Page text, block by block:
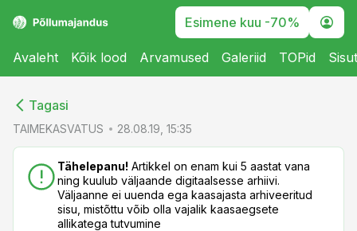
Esimene kuu -70%
Avaleht Kõik lood Arvamused Galeriid TOPid
Tagasi
TAIMEKASVATUS 28.08.19, 15:35
Tähelepanu! Artikkel on enam kui 5 aastat vana
ning kuulub väljaande digitaalsesse arhiivi.
Väljaanne ei uuenda ega kaasajasta arhiveeritud
sisu, mistõttu võib olla vajalik kaasaegsete
allikatega tutvumine